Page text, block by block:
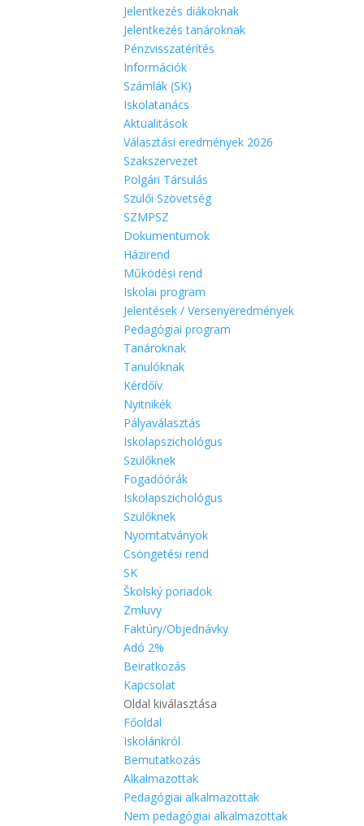
Jelentkezés diákoknak
Jelentkezés tanároknak
Pénzvisszatérítés
Információk
Számlák (SK)
Iskolatanács
Aktualitások
Választási eredmények 2026
Szakszervezet
Polgári Társulás
Szülői Szövetség
SZMPSZ
Dokumentumok
Házirend
Működési rend
Iskolai program
Jelentések / Versenyeredmények
Pedagógiai program
Tanároknak
Tanulóknak
Kérdőív
Nyitnikék
Pályaválasztás
Iskolapszichológus
Szülőknek
Fogadóórák
Iskolapszichológus
Szülőknek
Nyomtatványok
Csöngetési rend
SK
Školský poriadok
Zmluvy
Faktúry/Objednávky
Adó 2%
Beiratkozás
Kapcsolat
Oldal kiválasztása
Főoldal
Iskolánkról
Bemutatkozás
Alkalmazottak
Pedagógiai alkalmazottak
Nem pedagógiai alkalmazottak